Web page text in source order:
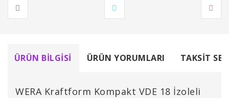
ÜRÜN BILGISI ÜRÜN YORUMLARI TAKSIT
WERA Kraftform Kompakt VDE 18 İzoleli